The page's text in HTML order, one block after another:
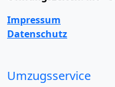
Impressum
Datenschutz
Umzugsservice